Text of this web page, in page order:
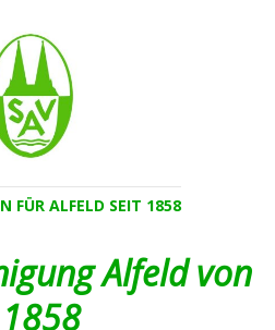
FÜR ALFELD SEIT 1858
Alfeld von
1858